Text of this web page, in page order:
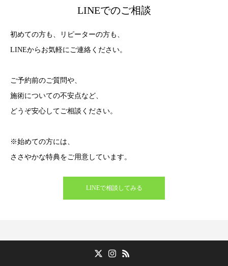
LINEでのご相談
初めての方も、リピーターの方も、
LINEからお気軽にご連絡ください。
ご予約前のご質問や、
施術についての不安点など、
どうぞ安心してご相談ください。
※始めての方には、
ささやかな特典をご用意しています。
LINEで相談してみる